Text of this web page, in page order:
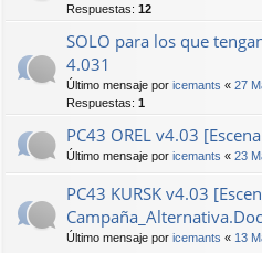
Respuestas: 12
SOLO para los que
4.031
Último mensaje por icemants « 27
Respuestas: 1
PC43 OREL v4.03
Último mensaje por icemants « 23
PC43 KURSK v4.03
Último mensaje por icemants « 13